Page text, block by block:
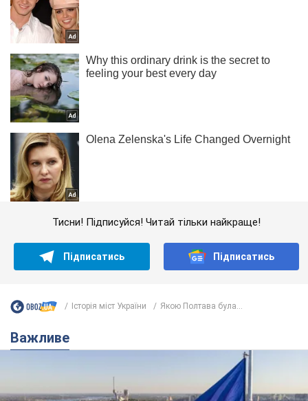
Тисни! Підписуйся! Читай тільки найкраще!
Підписатись Підписатись
Історія міст України Якою Полтава була...
Важливе